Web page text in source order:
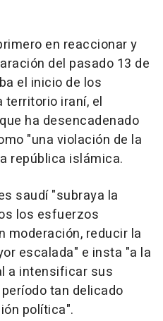
en reaccionar y
del pasado 13 de
el inicio de los
iraní, el
ha desencadenado
"una violación de la
república islámica.
saudí "subraya la
los esfuerzos
moderación, reducir la
escalada" e insta "a la
a intensificar sus
tan delicado
política".